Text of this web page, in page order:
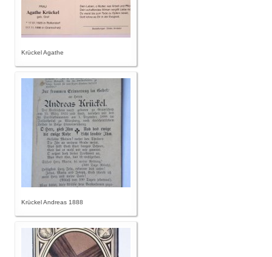
Krückel Agathe
Krückel Andreas 1888